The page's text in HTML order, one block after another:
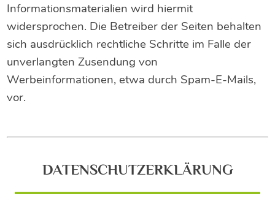
Informationsmaterialien wird hiermit
widersprochen. Die Betreiber der Seiten behalten
sich ausdrücklich rechtliche Schritte im Falle der
unverlangten Zusendung von
Werbeinformationen, etwa durch Spam-E-Mails,
vor.
DATENSCHUTZERKLÄRUNG